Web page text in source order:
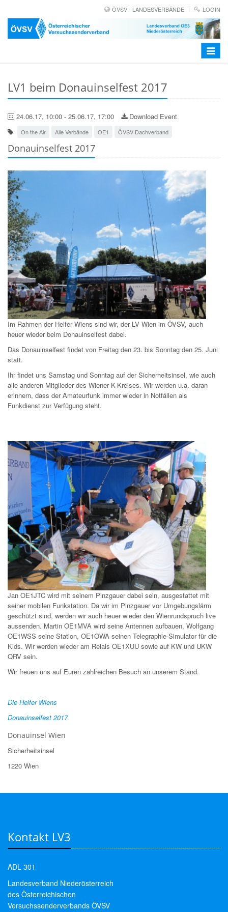
ÖVSV - LANDESVERBÄNDE LOGIN
Toggle
LV1 beim Donauinselfest 2017
24.06.17, 10:00 - 25.06.17, 17:00 Download Event
On the Air Alle Verbände OE1 ÖVSV Dachverband
Donauinselfest 2017
Im Rahmen der Helfer Wiens sind wir, der LV Wien im ÖVSV, auch
heuer wieder beim Donauinselfest dabei.
Das Donauinselfest findet von Freitag den 23. bis Sonntag den 25. Juni
statt.
Ihr findet uns Samstag und Sonntag auf der Sicherheitsinsel, wie auch
alle anderen Mitglieder des Wiener K-Kreises. Wir werden u.a. daran
erinnern, dass der Amateurfunk immer wieder in Notfällen als
Funkdienst zur Verfügung steht.
Jan OE1JTC wird mit seinem Pinzgauer dabei sein, ausgestattet mit
seiner mobilen Funkstation. Da wir im Pinzgauer vor Umgebungslärm
geschützt sind, werden wir auch heuer wieder den Wienrundspruch live
aussenden. Martin OE1MVA wird seine Antennen aufbauen, Wolfgang
OE1WSS seine Station, OE1OWA seinen Telegraphie-Simulator für die
Kids. Wir werden wieder am Relais OE1XUU sowie auf KW und UKW
QRV sein.
Wir freuen uns auf Euren zahlreichen Besuch an unserem Stand.
Die Helfer Wiens
Donauinselfest 2017
Donauinsel Wien
Sicherheitsinsel
1220 Wien
Kontakt LV3
ADL 301
Landesverband Niederösterreich
des Österreichischen
Versuchssenderverbands ÖVSV